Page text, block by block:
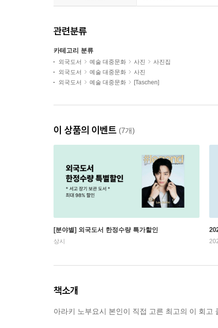
관련분류
카테고리 분류
외국도서 예술 대중문화 사진
사진집
외국도서
예술 대중문화
사진
외국도서
예술 대중문화 [Taschen]
이 상품의 이벤트 (7개)
[분야별] 외국도서 한정수량 특가할인
상시
책소개
아라키 노부요시 본인이 직접 고른 최고의 이 회